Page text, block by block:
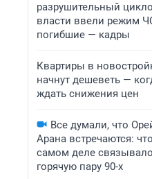
разрушительный
власти ввели режим
погибшие — кадры
Квартиры в
начнут дешеветь —
ждать снижения цен
Все думали, что
Арана встречаются:
самом деле
горячую пару 90-х